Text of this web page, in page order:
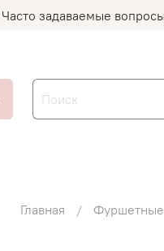
Часто задаваемые вопросы
Главная Фуршетные